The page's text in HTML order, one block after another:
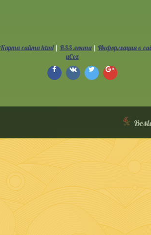
Карта сайта html| RSS лента| Информация о
uCoz